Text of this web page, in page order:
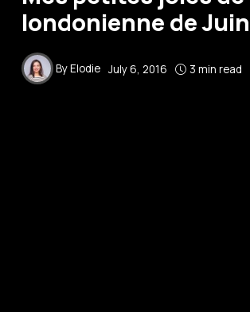
londonienne de
ByElodie July 6, 2016 3 min read